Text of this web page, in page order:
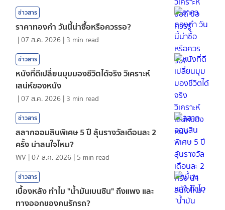
ข่าวสาร
ราคาทองคํา วันนี้น่าซื้อหรือควรรอ?
|07 ส.ค. 2026 | 3 min read
ข่าวสาร
หนังที่ดีเปลี่ยนมุมมองชีวิตได้จริง วิเคราะห์
เสน่ห์ของหนัง
|07 ส.ค. 2026 | 3 min read
ข่าวสาร
สลากออมสินพิเศษ 5 ปี ลุ้นรางวัลเดือนละ 2
ครั้ง น่าสนใจไหม?
WV |07 ส.ค. 2026 | 5 min read
ข่าวสาร
เบื้องหลัง ทำไม "น้ำมันเบนซิน" ถึงแพง และ
ทางออกของคนรักรถ?